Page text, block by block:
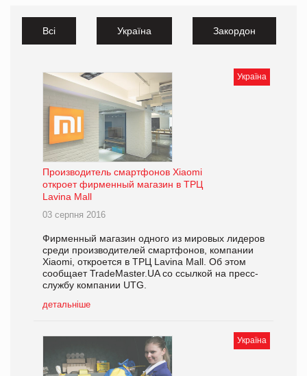
Всі Україна Закордон
Україна
Производитель смартфонов Xiaomi
откроет фирменный магазин в ТРЦ
Lavina Mall
03 серпня 2016
Фирменный магазин одного из мировых лидеров
среди производителей смартфонов, компании
Xiaomi, откроется в ТРЦ Lavina Mall. Об этом
сообщает TradeMaster.UA со ссылкой на пресс-
службу компании UTG.
детальніше
Україна